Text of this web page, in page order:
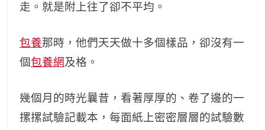
走。就是附上往了卻不平均。
包養那時，他們天天做十多個樣品，卻沒有一
個包養網及格。
幾個月的時光曩昔，看著厚厚的、卷了邊的一
摞摞試驗記載本，每面紙上密密層層的試驗數